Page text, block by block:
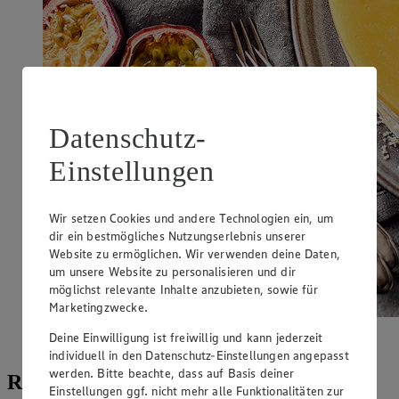
ins Haus.
Rezepte für schnelle und leckere Torten
Datenschutz-
Einstellungen
Wir setzen Cookies und andere Technologien ein, um
dir ein bestmögliches Nutzungserlebnis unserer
Website zu ermöglichen. Wir verwenden deine Daten,
um unsere Website zu personalisieren und dir
möglichst relevante Inhalte anzubieten, sowie für
Marketingzwecke.
Deine Einwilligung ist freiwillig und kann jederzeit
individuell in den Datenschutz-Einstellungen angepasst
werden. Bitte beachte, dass auf Basis deiner
Einstellungen ggf. nicht mehr alle Funktionalitäten zur